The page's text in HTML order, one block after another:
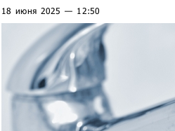
18 июня 2025 — 12:50